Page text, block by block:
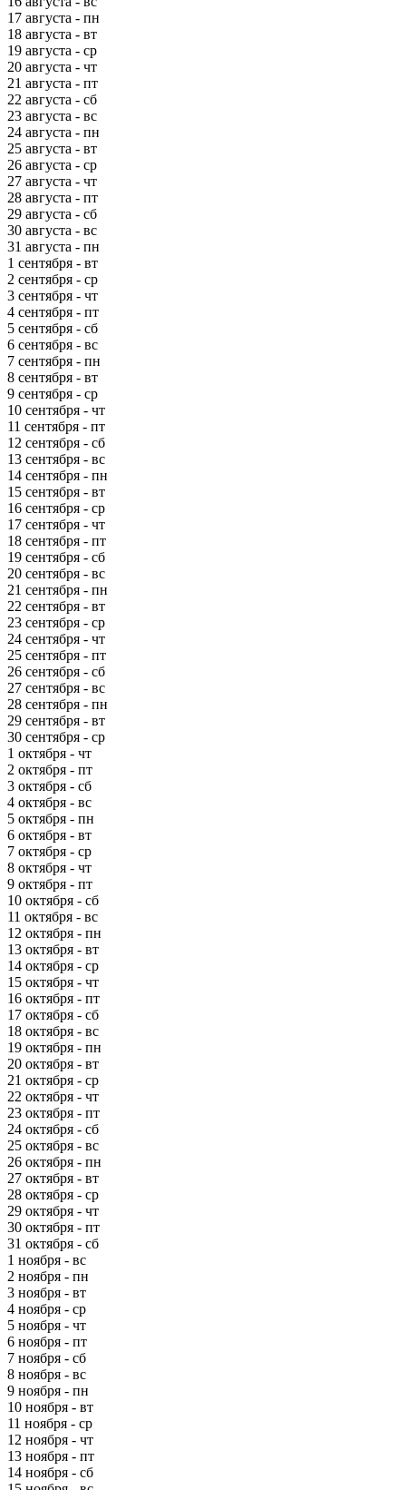
17 августа - пн
18 августа - вт
19 августа - ср
20 августа - чт
21 августа - пт
22 августа - сб
23 августа - вс
24 августа - пн
25 августа - вт
26 августа - ср
27 августа - чт
28 августа - пт
29 августа - сб
30 августа - вс
31 августа - пн
1 сентября - вт
2 сентября - ср
3 сентября - чт
4 сентября - пт
5 сентября - сб
6 сентября - вс
7 сентября - пн
8 сентября - вт
9 сентября - ср
10 сентября - чт
11 сентября - пт
12 сентября - сб
13 сентября - вс
14 сентября - пн
15 сентября - вт
16 сентября - ср
17 сентября - чт
18 сентября - пт
19 сентября - сб
20 сентября - вс
21 сентября - пн
22 сентября - вт
23 сентября - ср
24 сентября - чт
25 сентября - пт
26 сентября - сб
27 сентября - вс
28 сентября - пн
29 сентября - вт
30 сентября - ср
1 октября - чт
2 октября - пт
3 октября - сб
4 октября - вс
5 октября - пн
6 октября - вт
7 октября - ср
8 октября - чт
9 октября - пт
10 октября - сб
11 октября - вс
12 октября - пн
13 октября - вт
14 октября - ср
15 октября - чт
16 октября - пт
17 октября - сб
18 октября - вс
19 октября - пн
20 октября - вт
21 октября - ср
22 октября - чт
23 октября - пт
24 октября - сб
25 октября - вс
26 октября - пн
27 октября - вт
28 октября - ср
29 октября - чт
30 октября - пт
31 октября - сб
1 ноября - вс
2 ноября - пн
3 ноября - вт
4 ноября - ср
5 ноября - чт
6 ноября - пт
7 ноября - сб
8 ноября - вс
9 ноября - пн
10 ноября - вт
11 ноября - ср
12 ноября - чт
13 ноября - пт
14 ноября - сб